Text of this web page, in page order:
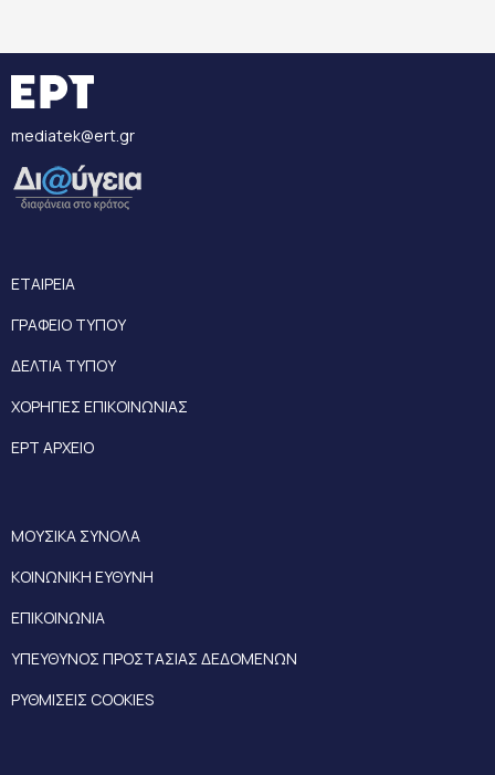
mediatek@ert.gr
ΕΤΑΙΡΕΙΑ
ΓΡΑΦΕΙΟ ΤΥΠΟΥ
ΔΕΛΤΙΑ ΤΥΠΟΥ
ΧΟΡΗΓΙΕΣ ΕΠΙΚΟΙΝΩΝΙΑΣ
ΕΡΤ ΑΡΧΕΙΟ
ΜΟΥΣΙΚΑ ΣΥΝΟΛΑ
ΚΟΙΝΩΝΙΚΗ ΕΥΘΥΝΗ
ΕΠΙΚΟΙΝΩΝΙΑ
ΥΠΕΥΘΥΝΟΣ ΠΡΟΣΤΑΣΙΑΣ ΔΕΔΟΜΕΝΩΝ
ΡΥΘΜΙΣΕΙΣ COOKIES